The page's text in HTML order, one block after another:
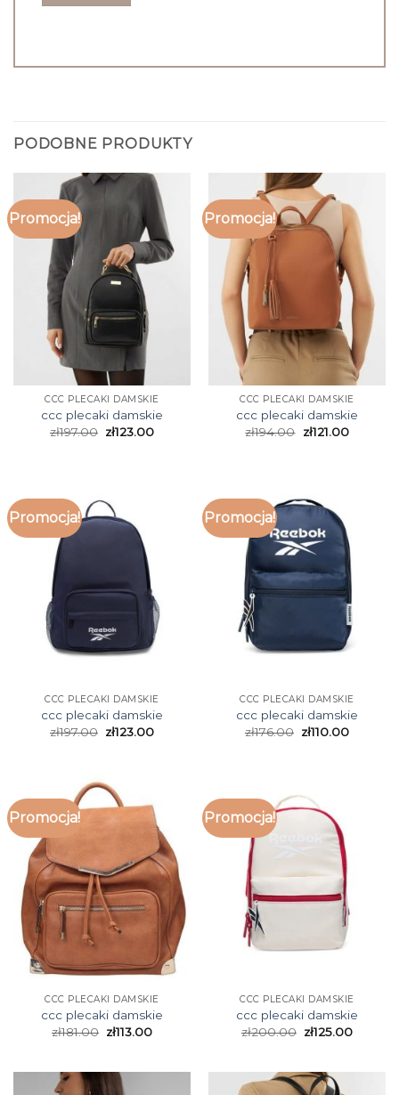
PODOBNE PRODUKTY
Promocja!
CCC PLECAKI DAMSKIE
ccc plecaki damskie
zł197.00 zł123.00
Promocja!
CCC PLECAKI DAMSKIE
ccc plecaki damskie
zł194.00 zł121.00
Promocja!
CCC PLECAKI DAMSKIE
ccc plecaki damskie
zł197.00 zł123.00
Promocja!
CCC PLECAKI DAMSKIE
ccc plecaki damskie
zł176.00 zł110.00
Promocja!
CCC PLECAKI DAMSKIE
ccc plecaki damskie
zł181.00 zł113.00
Promocja!
CCC PLECAKI DAMSKIE
ccc plecaki damskie
zł200.00 zł125.00